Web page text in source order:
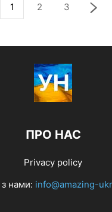
1 2 3
ПРО НАС
Privacy policy
з нами: info@amazing-